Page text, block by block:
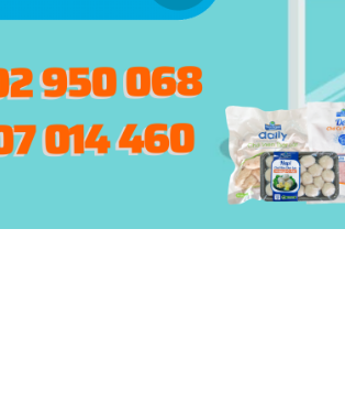
© 2015 -2026 | BẢN QUYỀN NỘI DUNG BỞI
THIẾT KẾ VÀ XÂY DỰNG BỞI KEY DIGITAL| BẢO